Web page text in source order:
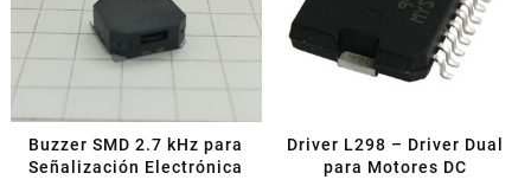
Buzzer SMD 2.7 kHz para
Señalización Electrónica
Driver L298 – Driver Dual
para Motores DC